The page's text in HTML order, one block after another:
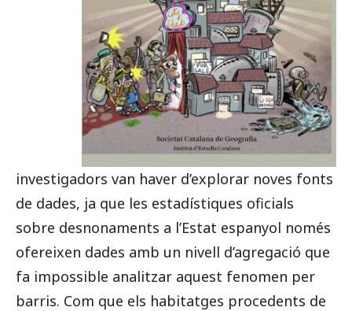
investigadors van haver d’explorar noves fonts
de dades, ja que les estadístiques oficials
sobre desnonaments a l’Estat espanyol només
ofereixen dades amb un nivell d’agregació que
fa impossible analitzar aquest fenomen per
barris. Com que els habitatges procedents de